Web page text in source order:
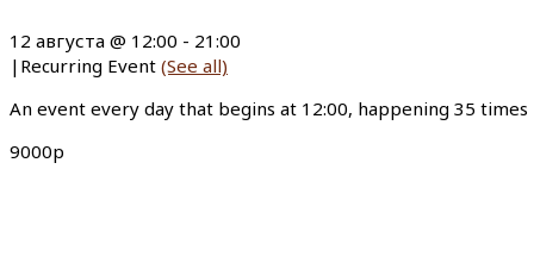
12 августа @ 12:00 - 21:00
| Recurring Event (See all)
An event every day that begins at 12:00, happening 35 times
9000р